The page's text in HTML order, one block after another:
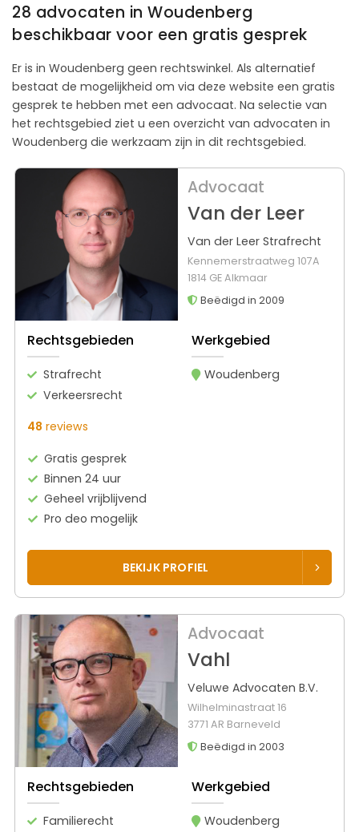
28 advocaten in Woudenberg
beschikbaar voor een gratis gesprek
Er is in Woudenberg geen rechtswinkel. Als alternatief
bestaat de mogelijkheid om via deze website een gratis
gesprek te hebben met een advocaat. Na selectie van
het rechtsgebied ziet u een overzicht van advocaten in
Woudenberg die werkzaam zijn in dit rechtsgebied.
Advocaat
Van der Leer
Van der Leer Strafrecht
Kennemerstraatweg 107A
1814 GE Alkmaar
Beëdigd in 2009
Rechtsgebieden
Strafrecht
Verkeersrecht
Werkgebied
Woudenberg
48 reviews
Gratis gesprek
Binnen 24 uur
Geheel vrijblijvend
Pro deo mogelijk
BEKIJK PROFIEL
Advocaat
Vahl
Veluwe Advocaten B.V.
Wilhelminastraat 16
3771 AR Barneveld
Beëdigd in 2003
Rechtsgebieden
Familierecht
Werkgebied
Woudenberg